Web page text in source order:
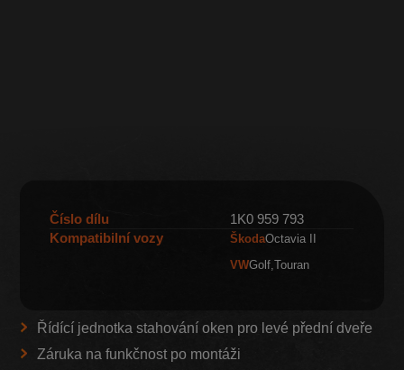
Číslo dílu
1K0 959 793
Kompatibilní vozy
ŠkodaOctavia II
VWGolf Touran
Řídící jednotka stahování oken pro levé přední dveře
Záruka na funkčnost po montáži